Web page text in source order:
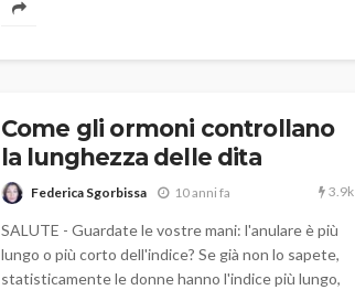
Come gli ormoni controllano
la lunghezza delle dita
Federica Sgorbissa 10 anni fa 3.9k
SALUTE - Guardate le vostre mani: l'anulare è più
lungo o più corto dell'indice? Se già non lo sapete,
statisticamente le donne hanno l'indice più lungo,